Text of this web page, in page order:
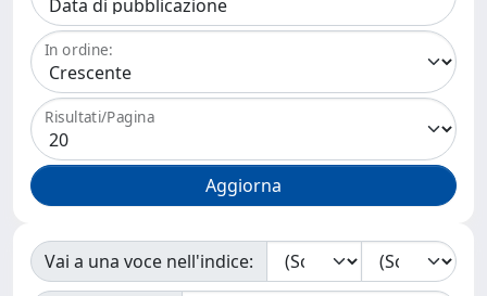
In ordine:
Risultati/Pagina
Vai a una voce nell'indice: